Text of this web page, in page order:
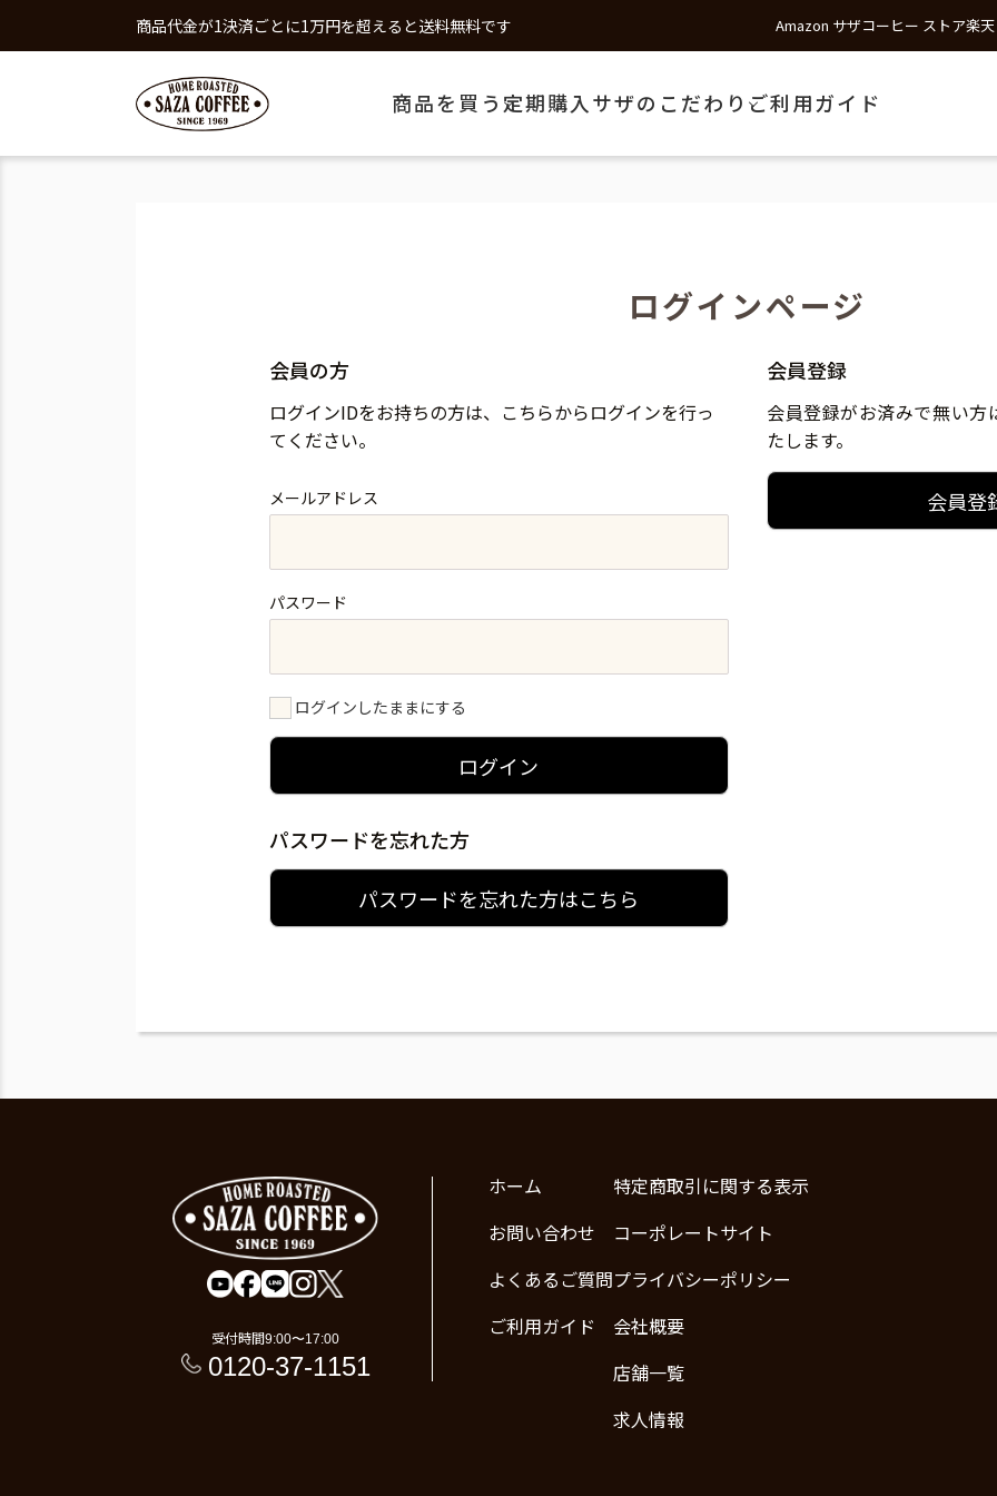
商品代金が1決済ごとに1万円を超えると送料無料です Amazon サザコーヒー ストア楽
商品を買う 定期購入 サザのこだわり ご利用ガイド
ログインページ
会員の方
ログインIDをお持ちの方は、こちらからログインを行っ
てください。
メールアドレス
パスワード
ログインしたままにする
ログイン
パスワードを忘れた方
パスワードを忘れた方はこちら
会員登録
会員登録がお済みで無い
たします。
会員登
受付時間9:00〜17:00
0120-37-1151
ホーム
お問い合わせ
よくあるご質問
ご利用ガイド
特定商取引に関する表示
コーポレートサイト
プライバシーポリシー
会社概要
店舗一覧
求人情報